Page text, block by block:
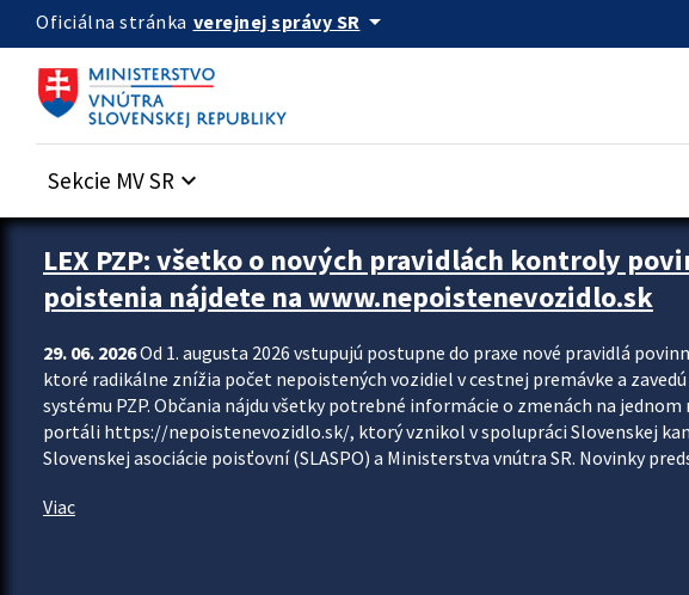
Preskocit na hlavný obsah
Oficiálna stránka verejnej správy SR arrow_drop_down
Sekcie MV SR keyboard_arrow_down
Zastavit automatický posun upútavok
LEX PZP: všetko o nových pravidlách kontroly
poistenia nájdete na www.nepoistenevozidlo.sk
29. 06. 2026Od 1. augusta 2026 vstupujú postupne do praxe nové pravidlá
ktoré radikálne znížia počet nepoistených vozidiel v cestnej premávke a
systému PZP. Občania nájdu všetky potrebné informácie o zmenách na
portáli https://nepoistenevozidlo.sk/, ktorý vznikol v spolupráci Slovenskej
Slovenskej asociácie poisťovní (SLASPO) a Ministerstva vnútra SR. Novinky
Viac